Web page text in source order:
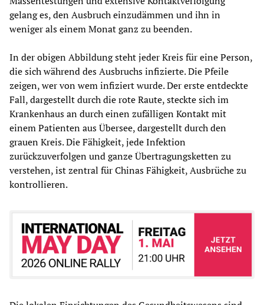
gelang es, den Ausbruch einzudämmen und ihn in
weniger als einem Monat ganz zu beenden.
In der obigen Abbildung steht jeder Kreis für eine Person,
die sich während des Ausbruchs infizierte. Die Pfeile
zeigen, wer von wem infiziert wurde. Der erste entdeckte
Fall, dargestellt durch die rote Raute, steckte sich im
Krankenhaus an durch einen zufälligen Kontakt mit
einem Patienten aus Übersee, dargestellt durch den
grauen Kreis. Die Fähigkeit, jede Infektion
zurückzuverfolgen und ganze Übertragungsketten zu
verstehen, ist zentral für Chinas Fähigkeit, Ausbrüche zu
kontrollieren.